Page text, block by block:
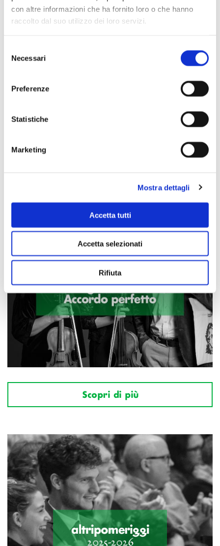
con altre informazioni che ha fornito loro o che hanno
raccolto dal suo utilizzo dei loro servizi.
delNecessari
Preferenze
Statistiche
Marketing
Mostra dettagli
Accetta tutti
Accetta selezionati
Rifiuta
Scopri di più